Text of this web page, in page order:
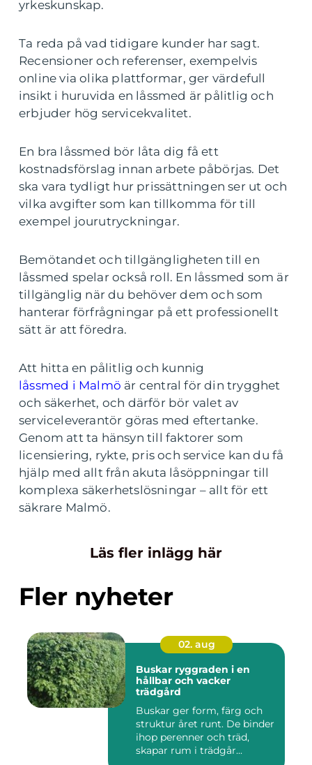
yrkeskunskap.
Ta reda på vad tidigare kunder har sagt.
Recensioner och referenser, exempelvis
online via olika plattformar, ger värdefull
insikt i huruvida en låssmed är pålitlig och
erbjuder hög servicekvalitet.
En bra låssmed bör låta dig få ett
kostnadsförslag innan arbete påbörjas. Det
ska vara tydligt hur prissättningen ser ut och
vilka avgifter som kan tillkomma för till
exempel jourutryckningar.
Bemötandet och tillgängligheten till en
låssmed spelar också roll. En låssmed som är
tillgänglig när du behöver dem och som
hanterar förfrågningar på ett professionellt
sätt är att föredra.
Att hitta en pålitlig och kunnig
låssmed i Malmö är central för din trygghet
och säkerhet, och därför bör valet av
serviceleverantör göras med eftertanke.
Genom att ta hänsyn till faktorer som
licensiering, rykte, pris och service kan du få
hjälp med allt från akuta låsöppningar till
komplexa säkerhetslösningar – allt för ett
säkrare Malmö.
Läs fler inlägg här
Fler nyheter
02. aug
Buskar ryggraden i en
hållbar och vacker
trädgård
Buskar ger form, färg och
struktur året runt. De binder
ihop perenner och träd,
skapar rum i trädgår...